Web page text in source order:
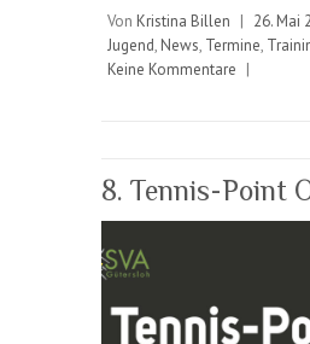
Von Kristina Billen | 26. Mai
Jugend, News, Termine,
Keine Kommentare |
8. Tennis-Point